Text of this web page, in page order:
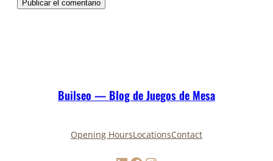
Builseo — Blog de Juegos de Mesa
Opening HoursLocationsContact